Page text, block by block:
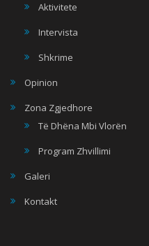
Aktivitete
Intervista
Shkrime
Opinion
Zona Zgjedhore
Të Dhëna Mbi Vlorën
Program Zhvillimi
Galeri
Kontakt